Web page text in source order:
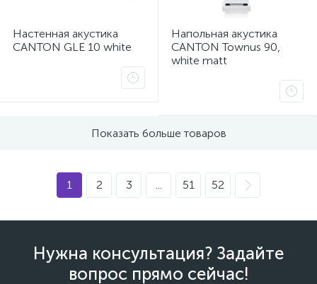
Настенная акустика
CANTON GLE 10 white
Напольная акустика
CANTON Townus 90,
white matt
Показать больше товаров
1 2 3 ... 51 52
Нужна консультация? Задайте
вопрос прямо сейчас!